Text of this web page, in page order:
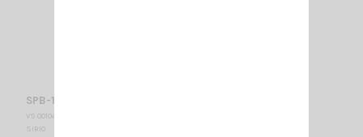
SPB-1.7-2.5-10 RG58 30CM/SMA-M
VS 001045
SIRIO